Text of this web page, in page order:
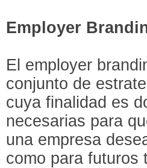
Employer
El employer
conjunto de
cuya finalidad es
necesarias para
una empresa
como para futuros